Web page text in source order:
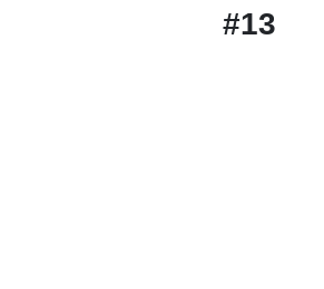
#13